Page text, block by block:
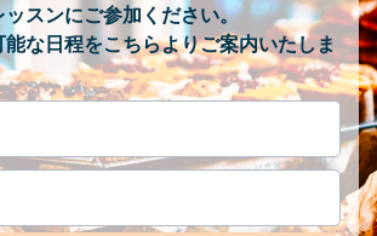
スンにご参加ください。
な日程をこちらよりご案内いたしま